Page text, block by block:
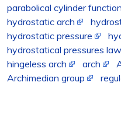
parabolical cylinder function
hydrostatic arch
hydrostatic pressure
hydrostatical pressures law
hingeless arch
arch
Archimedian group